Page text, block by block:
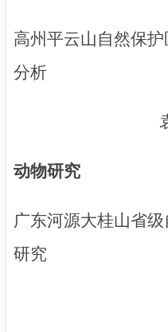
高州平云山自然保
分析
动物研究
广东河源大桂山省
研究